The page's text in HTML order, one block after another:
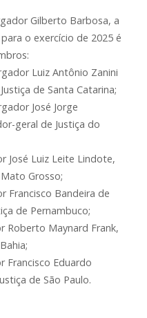
Gilberto Barbosa, a
o exercício de 2025 é
Luiz Antônio Zanini
de Santa Catarina;
José Jorge
geral de Justiça do
José Luiz Leite Lindote,
Grosso;
Francisco Bandeira de
de Pernambuco;
Roberto Maynard Frank,
Francisco Eduardo
de São Paulo.